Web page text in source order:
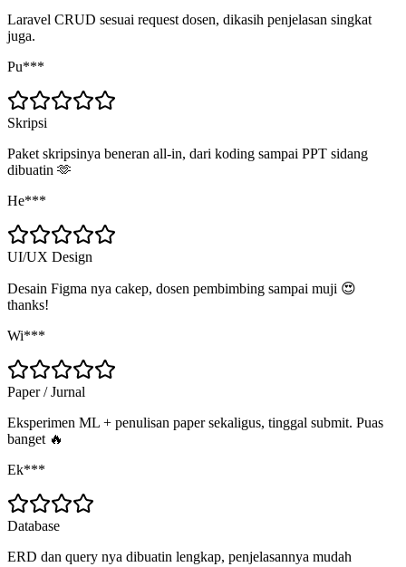
Laravel CRUD sesuai request dosen, dikasih penjelasan singkat
juga.
Pu***
Skripsi
Paket skripsinya beneran all-in, dari koding sampai PPT sidang
dibuatin 🫶
He***
UI/UX Design
Desain Figma nya cakep, dosen pembimbing sampai muji 😍
thanks!
Wi***
Paper / Jurnal
Eksperimen ML + penulisan paper sekaligus, tinggal submit. Puas
banget 🔥
Ek***
Database
ERD dan query nya dibuatin lengkap, penjelasannya mudah